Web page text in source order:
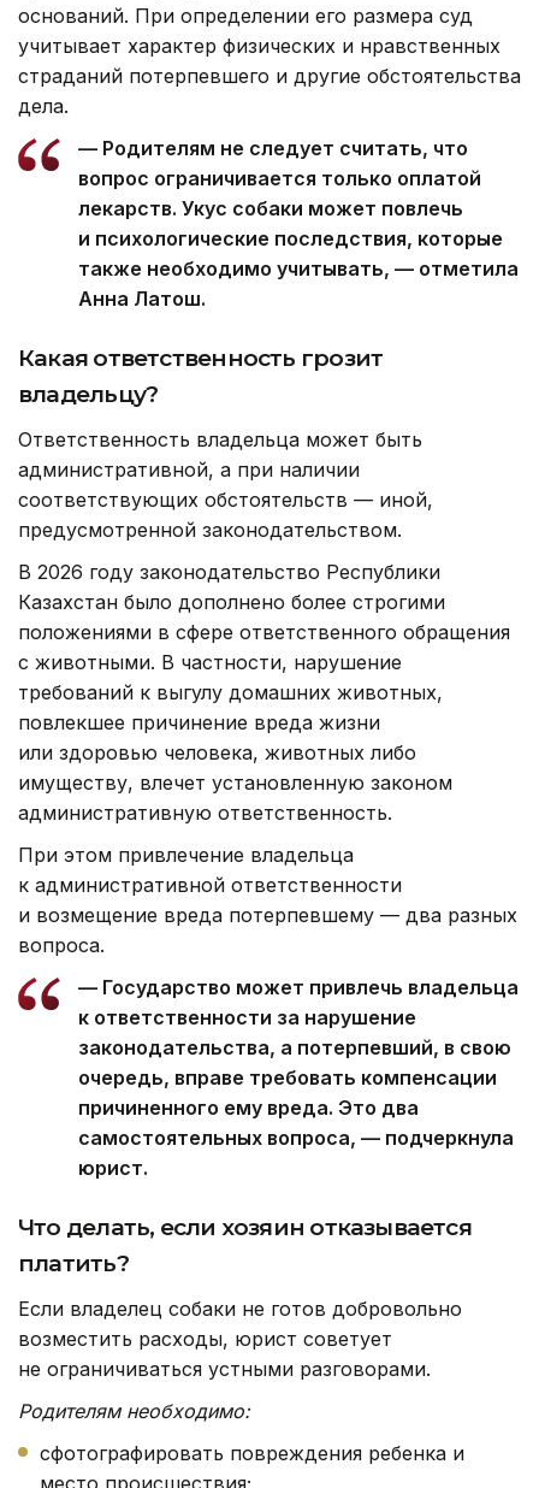
оснований. При определении его размера суд
учитывает характер физических и нравственных
страданий потерпевшего и другие обстоятельства
дела.
— Родителям не следует считать, что
вопрос ограничивается только оплатой
лекарств. Укус собаки может повлечь
и психологические последствия, которые
также необходимо учитывать, — отметила
Анна Латош.
Какая ответственность грозит
владельцу?
Ответственность владельца может быть
административной, а при наличии
соответствующих обстоятельств — иной,
предусмотренной законодательством.
В 2026 году законодательство Республики
Казахстан было дополнено более строгими
положениями в сфере ответственного обращения
с животными. В частности, нарушение
требований к выгулу домашних животных,
повлекшее причинение вреда жизни
или здоровью человека, животных либо
имуществу, влечет установленную законом
административную ответственность.
При этом привлечение владельца
к административной ответственности
и возмещение вреда потерпевшему — два разных
вопроса.
— Государство может привлечь владельца
к ответственности за нарушение
законодательства, а потерпевший, в свою
очередь, вправе требовать компенсации
причиненного ему вреда. Это два
самостоятельных вопроса, — подчеркнула
юрист.
Что делать, если хозяин отказывается
платить?
Если владелец собаки не готов добровольно
возместить расходы, юрист советует
не ограничиваться устными разговорами.
Родителям необходимо:
сфотографировать повреждения ребенка и